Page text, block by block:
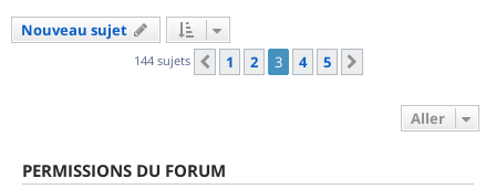
Nouveau sujet
144 sujets Précédent
1 2 3 4 5
Aller
PERMISSIONS DU FORUM